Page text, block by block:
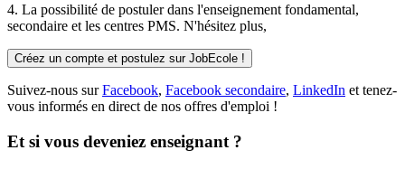
4. La possibilité de postulerdans l'enseignement fondamental,
secondaire et les centres PMS. N'hésitez plus,
Créez un compte et postulez sur JobEcole !
Suivez-nous surFacebook, Facebook secondaire, LinkedIn et tenez-
vous informés en direct de nos offres d'emploi !
Et si vous deveniez enseignant ?